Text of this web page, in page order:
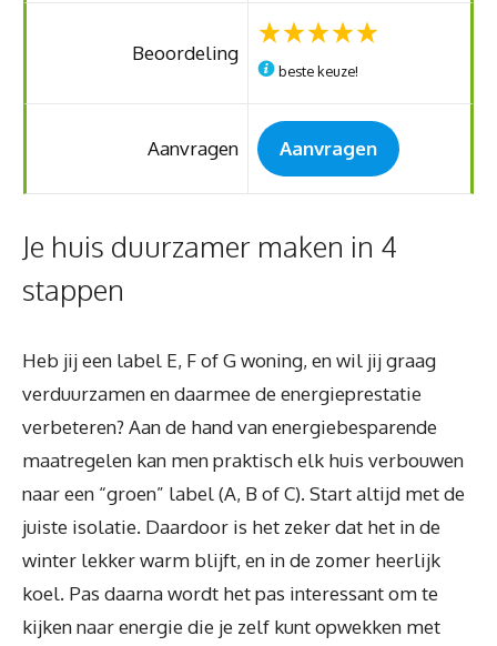
Beoordeling
beste keuze!
Aanvragen Aanvragen
Je huis duurzamer maken in 4
stappen
Heb jij een label E, F of G woning, en wil jij graag
verduurzamen en daarmee de energieprestatie
verbeteren? Aan de hand van energiebesparende
maatregelen kan men praktisch elk huis verbouwen
naar een “groen” label (A, B of C). Start altijd met de
juiste isolatie. Daardoor is het zeker dat het in de
winter lekker warm blijft, en in de zomer heerlijk
koel. Pas daarna wordt het pas interessant om te
kijken naar energie die je zelf kunt opwekken met